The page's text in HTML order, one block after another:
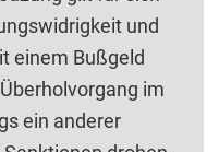
und
einem Bußgeld
im
ein anderer